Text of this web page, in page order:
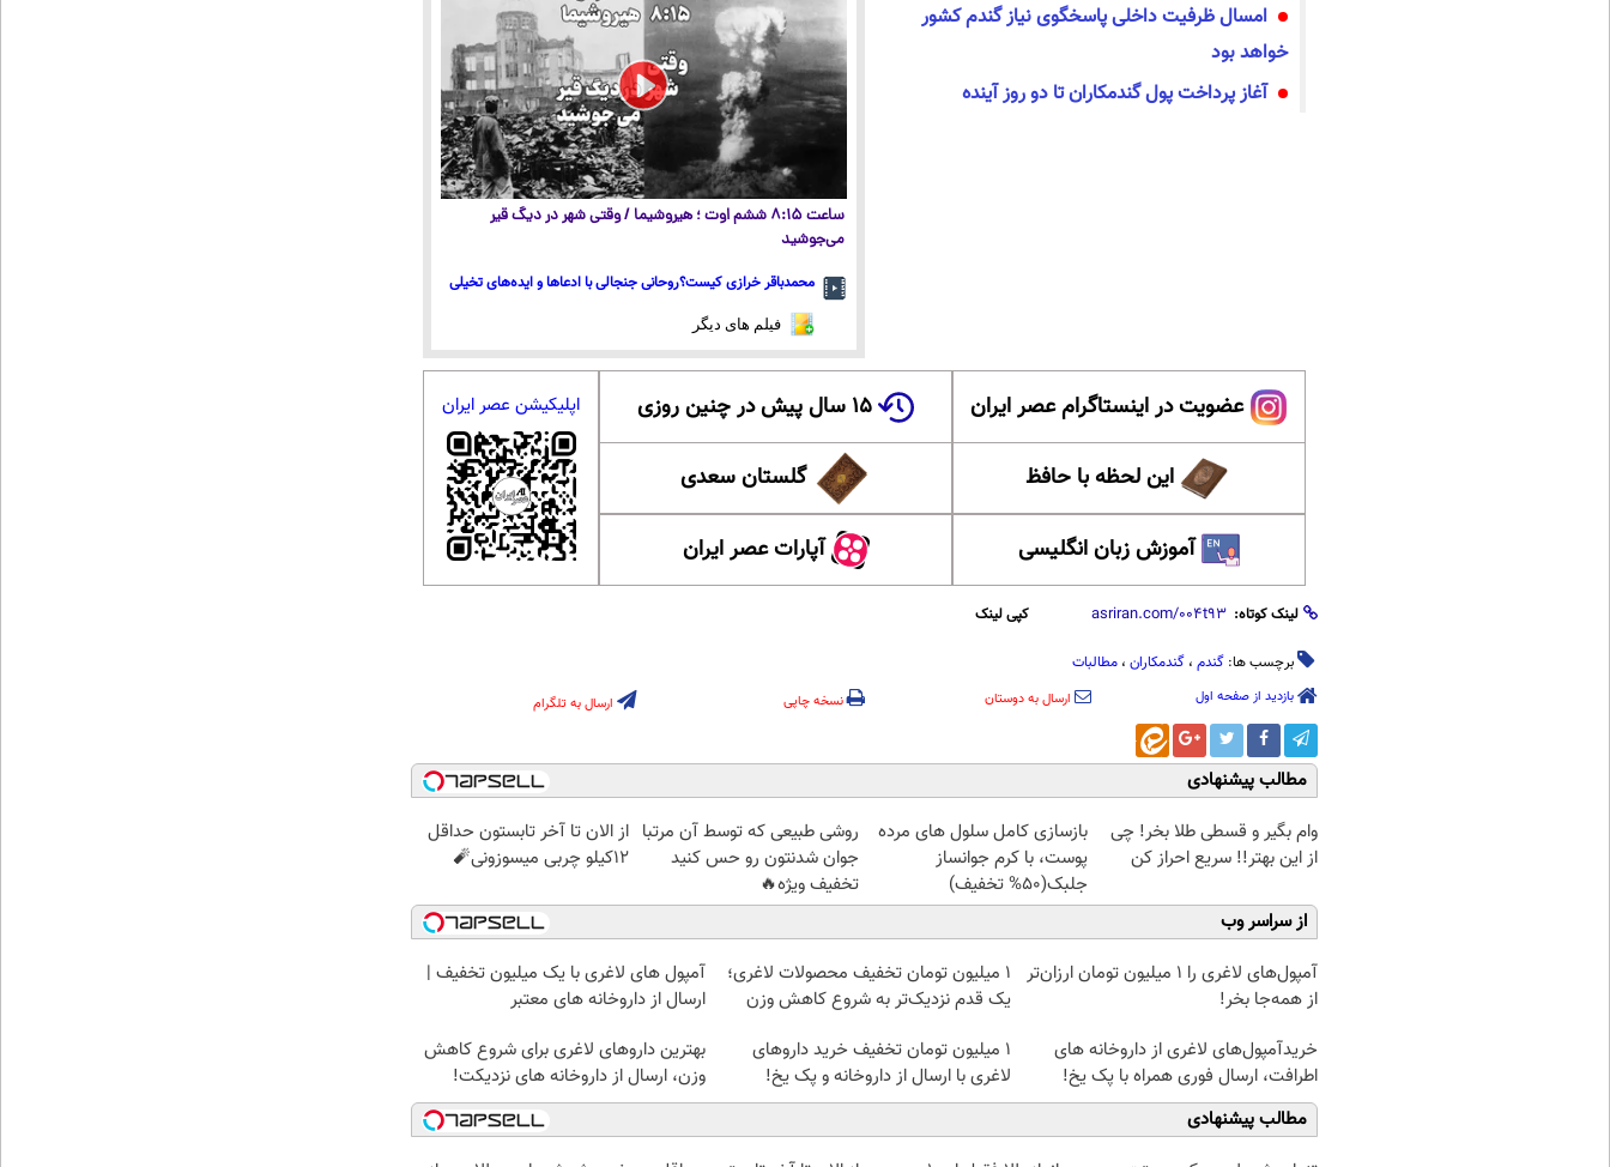
امسال ظرفیت داخلی پاسخگوی نیاز گندم کشور
خواهد بود
آغاز پرداخت پول گندمکاران تا دو روز آینده
ساعت ۸:۱۵ ششم اوت ؛ هیروشیما / وقتی شهر در دیگ قیر
می‌جوشید
محمدباقر خرازی کیست؟روحانی جنجالی با ادعاها و ایده‌های تخیلی
فیلم های دیگر
عضویت در اینستاگرام عصر ایران ۱۵ سال پیش در چنین روزی
این لحظه با حافظ گلستان سعدی
آموزش زبان انگلیسی آپارات عصر ایران
اپلیکیشن عصر ایران
لینک کوتاه: کپی لینک
برچسب ها: گندم ، گندمکاران ، مطالبات
بازدید از صفحه اول ارسال به دوستان نسخه چاپی ارسال به تلگرام
مطالب پیشنهادی
وام بگیر و قسطی طلا بخر! چی
از این بهتر!! سریع احراز کن
بازسازی کامل سلول های مرده
پوست، با کرم جوانساز
جلبک(50% تخفیف)
روشی طبیعی که توسط آن مرتبا
جوان شدنتون رو حس کنید
تخفیف ویژه🔥
از الان تا آخر تابستون حداقل
12کیلو چربی میسوزونی🧨
از سراسر وب
آمپول‌های لاغری را ۱ میلیون تومان ارزان‌تر
از همه‌جا بخر!
۱ میلیون تومان تخفیف محصولات لاغری؛
یک قدم نزدیک‌تر به شروع کاهش وزن
آمپول های لاغری با یک میلیون تخفیف |
ارسال از داروخانه های معتبر
خریدآمپول‌های لاغری از داروخانه های
اطرافت، ارسال فوری همراه با پک یخ!
1 میلیون تومان تخفیف خرید داروهای
لاغری با ارسال از داروخانه و پک یخ!
بهترین داروهای لاغری برای شروع کاهش
وزن، ارسال از داروخانه های نزدیکت!
مطالب پیشنهادی